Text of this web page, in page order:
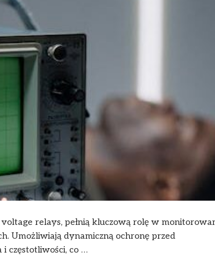
relays, pełnią kluczową rolę w
Umożliwiają dynamiczną ochronę przed
częstotliwości, co …